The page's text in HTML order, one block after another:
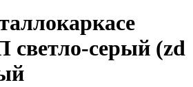
светло-серый (zd